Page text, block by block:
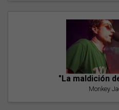
"La maldición
Monkey